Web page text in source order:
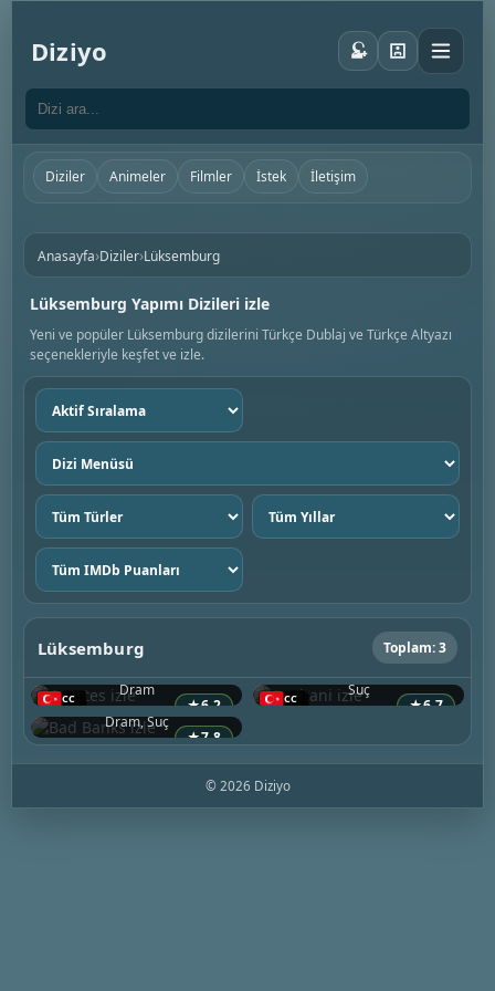
Diziyo
Diziler Animeler Filmler İstek İletişim
Anasayfa›Diziler›Lüksemburg
Lüksemburg Yapımı Dizileri izle
Yeni ve popüler Lüksemburg dizilerini Türkçe Dublaj ve Türkçe Altyazı
seçenekleriyle keşfet ve izle.
Sıralama
seç
Dizi
menüsü
Tür
seç
Yıl
seç
IMDb
puanı
seç
Lüksemburg Toplam: 3
★6.2
Coyotes
Dram
★6.7
Capitani
2019 • Lüksemburg
Suç
★7.8
Bad Banks
2018 • Almanya
Dram, Suç
© 2026 Diziyo